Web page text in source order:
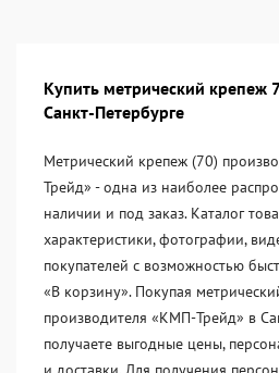
Купить метрический крепеж
Санкт-Петербурге
Метрический крепеж (70)
Трейд» - одна из наиболее
наличии и под заказ. Каталог
характеристики, фотографии,
покупателей с возможностью
«В корзину». Покупая
производителя «KМП-Трейд» в
получаете выгодные цены,